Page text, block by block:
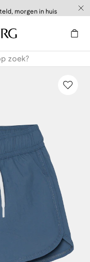
morgen in huis